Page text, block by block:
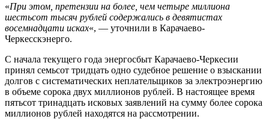
«При этом, претензии на более, чем четыре миллиона
шестьсот тысяч рублей содержались в девятистах
восемнадцати исках«, — уточнили в Карачаево-
Черкесскэнерго.
С начала текущего года энергосбыт Карачаево-Черкесии
принял семьсот тридцать одно судебное решение о взыскании
долгов с систематических неплательщиков за электроэнергию
в объеме сорока двух миллионов рублей. В настоящее время
пятьсот тринадцать исковых заявлений на сумму более сорока
миллионов рублей находятся на рассмотрении.